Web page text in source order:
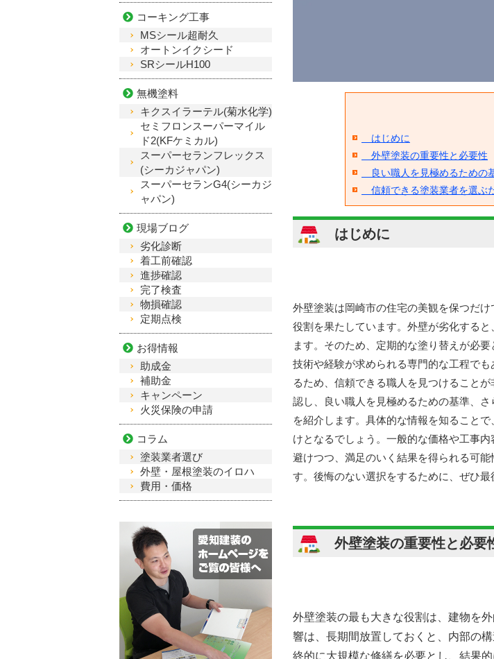
はじめに
外壁塗装の重要性と必要性
良い職人を見極めるための
信頼できる塗装業者を選ぶ
はじめに
外壁塗装は岡崎市の住宅の美観を保つだ
役割を果たしています。外壁が劣化する
ます。そのため、定期的な塗り替えが必
技術や経験が求められる専門的な工程で
るため、信頼できる職人を見つけること
認し、良い職人を見極めるための基準、
を紹介します。具体的な情報を知ること
けとなるでしょう。一般的な価格や工事
避けつつ、満足のいく結果を得られる可
す。後悔のない選択をするために、ぜひ最
外壁塗装の重要性と必要
外壁塗装の最も大きな役割は、建物を
響は、長期間放置しておくと、内部の
終的に大規模な修繕を必要とし、結果
コーキング工事
MSシール超耐久
オートンイクシード
SRシールH100
無機塗料
キクスイラーテル(菊水化学)
セミフロンスーパーマイル
ド2(KFケミカル)
スーパーセランフレックス
(シーカジャパン)
スーパーセランG4(シーカジ
ャパン)
現場ブログ
劣化診断
着工前確認
進捗確認
完了検査
物損確認
定期点検
お得情報
助成金
補助金
キャンペーン
火災保険の申請
コラム
塗装業者選び
外壁・屋根塗装のイロハ
費用・価格